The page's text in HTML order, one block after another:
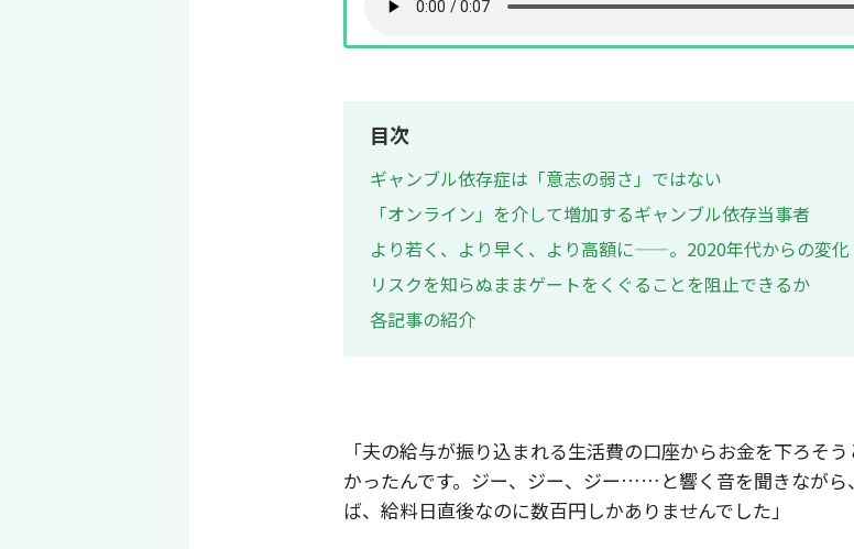
目次
ギャンブル依存症は「意志の弱さ」ではない
「オンライン」を介して増加するギャンブル依存当事者
より若く、より早く、より高額に——。2020年代からの変化
リスクを知らぬままゲートをくぐることを阻止できるか
各記事の紹介
「夫の給与が振り込まれる生活費の口座からお金を下ろそ
かったんです。ジー、ジー、ジー……と響く音を聞きながら
ば、給料日直後なのに数百円しかありませんでした」